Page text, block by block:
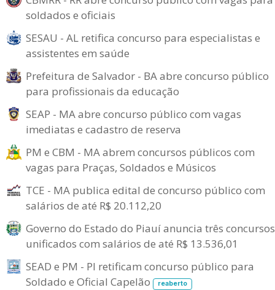
soldados e oficiais
SESAU - AL retifica concurso para especialistas e
assistentes em saúde
Prefeitura de Salvador - BA abre concurso público
para profissionais da educação
SEAP - MA abre concurso público com vagas
imediatas e cadastro de reserva
PM e CBM - MA abrem concursos públicos com
vagas para Praças, Soldados e Músicos
TCE - MA publica edital de concurso público com
salários de até R$ 20.112,20
Governo do Estado do Piauí anuncia três concursos
unificados com salários de até R$ 13.536,01
SEAD e PM - PI retificam concurso público para
Soldado e Oficial Capelão
reaberto